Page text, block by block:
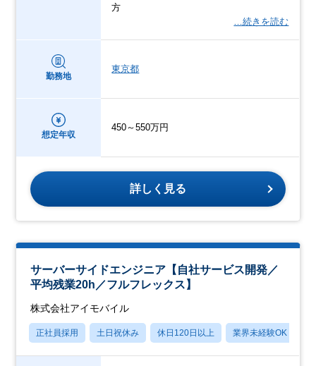
方
…続きを読む
勤務地
東京都
想定年収
450～550万円
詳しく見る
サーバーサイドエンジニア【自社サービス開発／
平均残業20h／フルフレックス】
株式会社アイモバイル
正社員採用 土日祝休み 休日120日以上 業界未経験OK